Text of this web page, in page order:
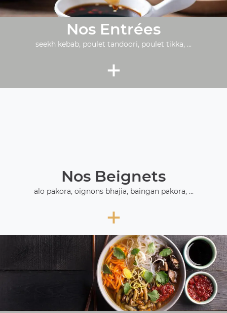
Nos Entrées
seekh kebab, poulet tandoori, poulet tikka, ...
+
Nos Beignets
alo pakora, oignons bhajia, baingan pakora, ...
+